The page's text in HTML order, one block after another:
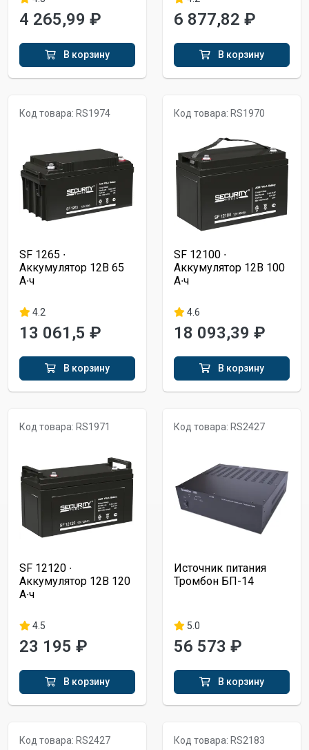
4 265,99 ₽
В корзину
6 877,82 ₽
В корзину
Код товара: RS1974
SF 1265 ∙
Аккумулятор 12В 65
А∙ч
4.2
13 061,5 ₽
В корзину
Код товара: RS1970
SF 12100 ∙
Аккумулятор 12В 100
А∙ч
4.6
18 093,39 ₽
В корзину
Код товара: RS1971
SF 12120 ∙
Аккумулятор 12В 120
А∙ч
4.5
23 195 ₽
В корзину
Код товара: RS2427
Источник питания
Тромбон БП-14
5.0
56 573 ₽
В корзину
Код товара: RS2427 Код товара: RS2183